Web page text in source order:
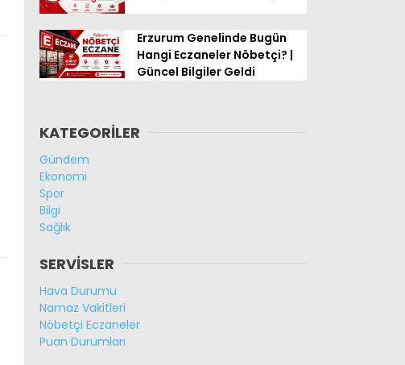
Erzurum Genelinde Bugün
Hangi Eczaneler Nöbetçi? |
Güncel Bilgiler Geldi
KATEGORİLER
Gündem
Ekonomi
Spor
Bilgi
Sağlık
SERVİSLER
Hava Durumu
Namaz Vakitleri
Nöbetçi Eczaneler
Puan Durumları